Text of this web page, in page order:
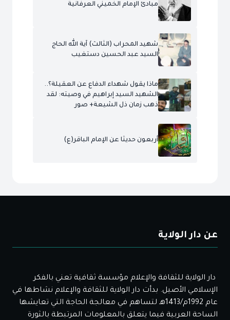
مبادئ الإمام الخميني العرفانية
شهيد المحراب (الثالث) آية الله الحاج
السيد عبد الحسين دستغيب
ماذا يقول شهداء الدفاع عن العقيلة؟..
الشهيد السيد إبراهيم في وصيته: لقد
ذهب زمان ذل الشيعة+ صور
أربعون حديثا عن الإمام الباقر(ع)
عن دار الولاية
دار الولاية للثقافة والإعلام مؤسسة ثقافية تعني بالفكر
الإسلامي الأصيل. بدأت دار الولاية للثقافة والإعلام نشاطها في
عام 1992م/1413هـ لتساهم في معالجة الحاجة التي تعايشها
الساحة العربية فيما يتعلق بالمعلومات المرتبطة بالثورة